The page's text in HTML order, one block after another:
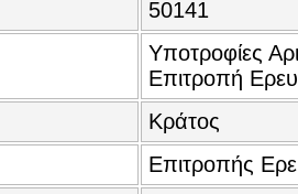
50141
Υποτροφίες
Επιτροπή
Κράτος
Επιτροπής